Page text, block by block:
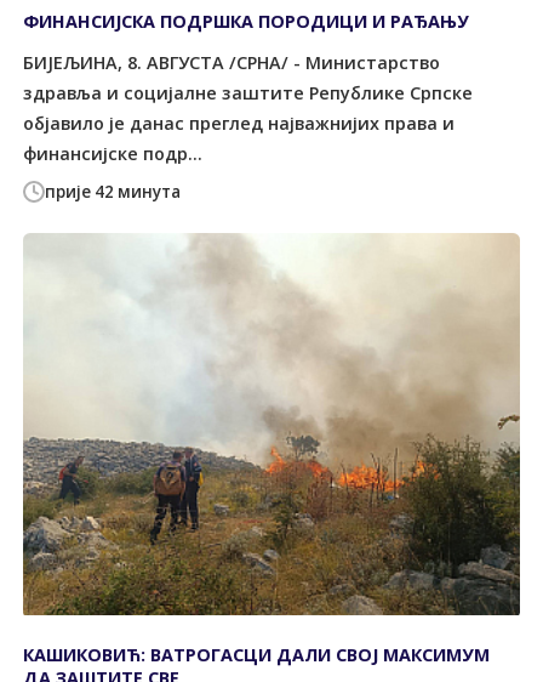
прије 42 минута
ФИНАНСИЈСКА ПОДРШКА ПОРОДИЦИ И РАЂАЊУ
БИЈЕЉИНА, 8. АВГУСТА /СРНА/ - Министарство
здравља и социјалне заштите Републике Српске
објавило је данас преглед најважнијих права и
финансијске подр...
КАШИКОВИЋ: ВАТРОГАСЦИ ДАЛИ СВОЈ МАКСИМУМ
ДА ЗАШТИТЕ СВЕ